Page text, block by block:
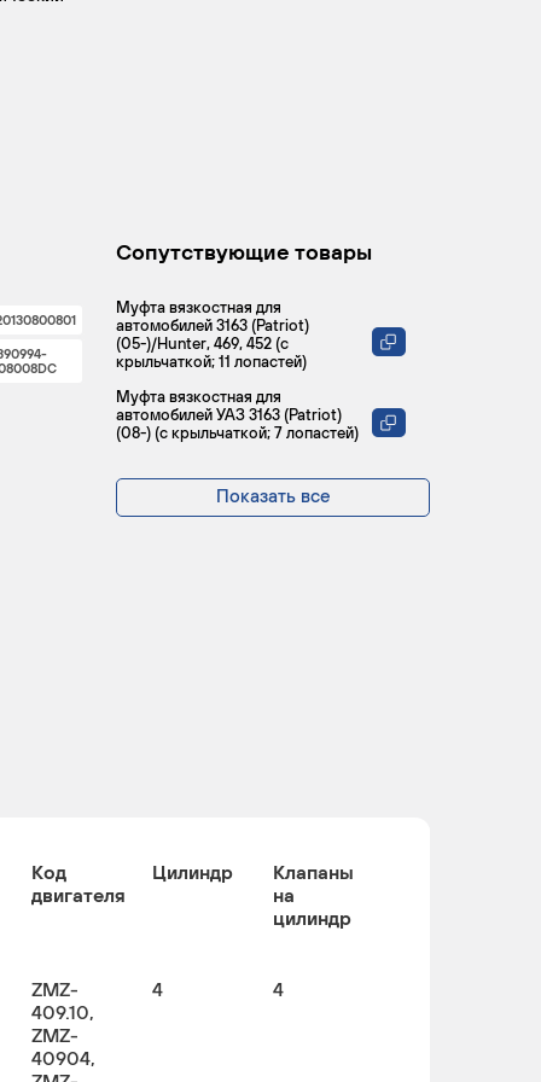
Сопутствующие товары
Муфта вязкостная для
автомобилей 3163 (Patriot)
(05-)/Hunter, 469, 452 (с
крыльчаткой; 11 лопастей)
Муфта вязкостная для
автомобилей УАЗ 3163 (Patriot)
(08-) (с крыльчаткой; 7 лопастей)
Показать все
Код
двигателя
Цилиндр
Клапаны
на
цилиндр
ZMZ-
409.10,
ZMZ-
40904,
4 4